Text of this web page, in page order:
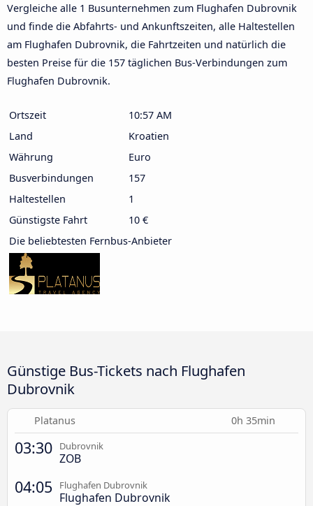
Vergleiche alle 1 Busunternehmen zum Flughafen Dubrovnik
und finde die Abfahrts- und Ankunftszeiten, alle Haltestellen
am Flughafen Dubrovnik, die Fahrtzeiten und natürlich die
besten Preise für die 157 täglichen Bus-Verbindungen zum
Flughafen Dubrovnik.
Ortszeit
10:57 AM
Land
Kroatien
Währung
Euro
Busverbindungen
157
Haltestellen
1
Günstigste Fahrt
10 €
Die beliebtesten Fernbus-Anbieter
Günstige Bus-Tickets nach Flughafen
Dubrovnik
Platanus 0h 35min
03:30 Dubrovnik
ZOB
04:05 Flughafen Dubrovnik
Flughafen Dubrovnik